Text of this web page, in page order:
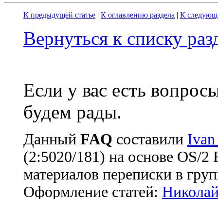
К предыдущей статье | К оглавлению раздела | К
Вернуться к списку
Если у вас есть
будем рады.
Данный FAQ cоставили
(2:5020/181) на основе OS/
материалов переписки в
Оформление статей: